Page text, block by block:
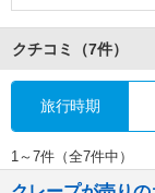
クチコミ （7件）
旅行時期
1～7件（全7件中）